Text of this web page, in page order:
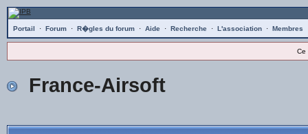
Portail · Forum · R�gles du forum · Aide · Recherche · L'association · Membres
Ce
France-Airsoft